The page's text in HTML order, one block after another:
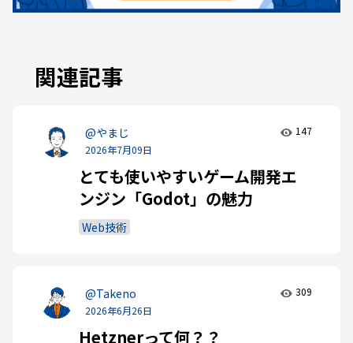
関連記事
@やまじ
2026年7月09日
147
とても使いやすいゲーム開発エ
ンジン「Godot」の魅力
Web技術
@Takeno
2026年6月26日
309
Hetznerって何？？